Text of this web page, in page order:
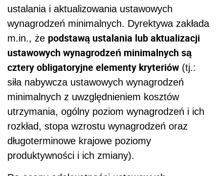
ustalania i aktualizowania ustawowych
wynagrodzeń minimalnych. Dyrektywa zakłada
m.in., że podstawą ustalania lub aktualizacji
ustawowych wynagrodzeń minimalnych są
cztery obligatoryjne elementy kryteriów (tj.:
siła nabywcza ustawowych wynagrodzeń
minimalnych z uwzględnieniem kosztów
utrzymania, ogólny poziom wynagrodzeń i ich
rozkład, stopa wzrostu wynagrodzeń oraz
długoterminowe krajowe poziomy
produktywności i ich zmiany).